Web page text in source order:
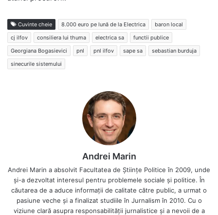
Cuvinte cheie 8.000 euro pe lună de la Electrica
baron local
cj ilfov
consiliera lui thuma electrica sa
functii publice
Georgiana Bogasievici
pnl pnl ilfov sape sa
sebastian burduja
sinecurile sistemului
Andrei Marin
Andrei Marin a absolvit Facultatea de Științe Politice în 2009, unde
și-a dezvoltat interesul pentru problemele sociale și politice. În
căutarea de a aduce informații de calitate către public, a urmat o
pasiune veche și a finalizat studiile în Jurnalism în 2010. Cu o
viziune clară asupra responsabilității jurnalistice și a nevoii de a